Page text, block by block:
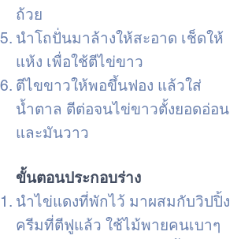
ถ้วย
นำโถปั่นมาล้างให้สะอาด เช็ดให้
แห้ง เพื่อใช้ตีไข่ขาว
ตีไขขาวให้พอขึ้นฟอง แล้วใส่
น้ำตาล ตีต่อจนไข่ขาวตั้งยอดอ่อน
และมันวาว
ขั้นตอนประกอบร่าง
นำไข่แดงที่พักไว้ มาผสมกับวิปปิ้ง
ครีมที่ตีฟูแล้ว ใช้ไม้พายคนเบาๆ